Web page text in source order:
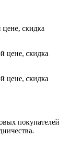
цене, скидка
цене, скидка
цене, скидка
покупателей